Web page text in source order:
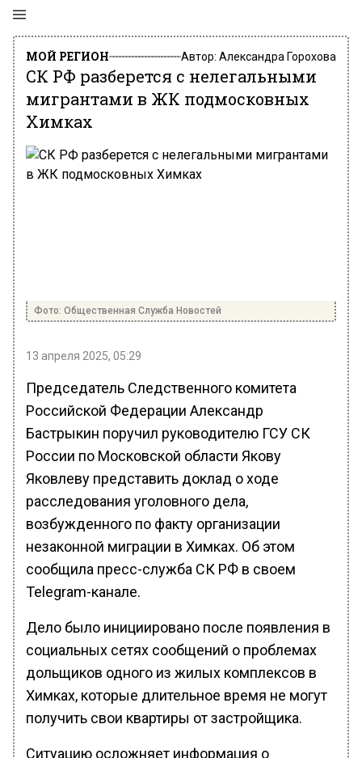
МОЙ РЕГИОН Автор: Александра Горохова
СК РФ разберется с нелегальными
мигрантами в ЖК подмосковных
Химках
Фото: Общественная Служба Новостей
13 апреля 2025, 05:29
Председатель Следственного комитета
Российской Федерации Александр
Бастрыкин поручил руководителю ГСУ СК
России по Московской области Якову
Яковлеву представить доклад о ходе
расследования уголовного дела,
возбужденного по факту организации
незаконной миграции в Химках. Об этом
сообщила пресс-служба СК РФ в своем
Telegram-канале.
Дело было инициировано после появления в
социальных сетях сообщений о проблемах
дольщиков одного из жилых комплексов в
Химках, которые длительное время не могут
получить свои квартиры от застройщика.
Ситуацию осложняет информация о